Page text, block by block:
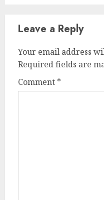
Leave a Reply
Your email address
Required fields are
Comment *